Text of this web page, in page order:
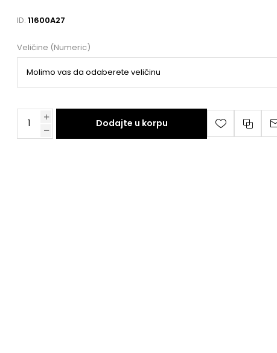
ID: 11600A27
Veličine (Numeric)
Dodajte u korpu